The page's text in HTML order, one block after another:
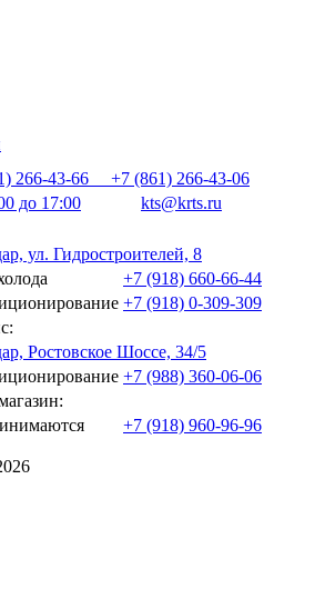
266-43-66
+7 (861) 266-43-06
до 17:00
kts@krts.ru
ул. Гидростроителей, 8
+7 (918) 660-66-44
+7 (918) 0-309-309
Ростовское Шоссе, 34/5
+7 (988) 360-06-06
+7 (918) 960-96-96